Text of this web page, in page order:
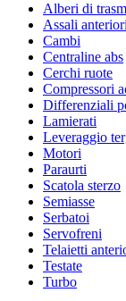
Alberi di
Assali
Cambi
Centraline abs
Cerchi ruote
Compressori
Differenziali
Lamierati
Leveraggio
Motori
Paraurti
Scatola sterzo
Semiasse
Serbatoi
Servofreni
Telaietti
Testate
Turbo